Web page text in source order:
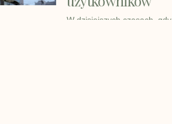
W dzisiejszych czasach, gdy